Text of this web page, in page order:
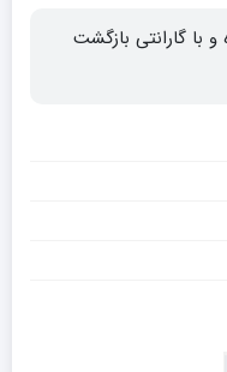
با گارانتی بازگشت